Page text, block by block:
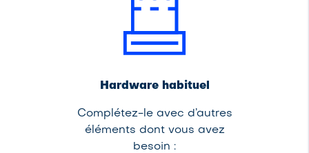
Hardware habituel
Complétez-le avec d’autres
éléments dont vous avez
besoin :